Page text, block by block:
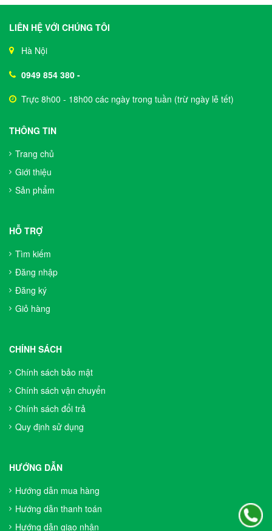
LIÊN HỆ VỚI CHÚNG TÔI
Hà Nội
0949 854 380 -
Trực 8h00 - 18h00 các ngày trong tuần (trừ ngày lễ tết)
THÔNG TIN
Trang chủ
Giới thiệu
Sản phẩm
HỖ TRỢ
Tìm kiếm
Đăng nhập
Đăng ký
Giỏ hàng
CHÍNH SÁCH
Chính sách bảo mật
Chính sách vận chuyển
Chính sách đổi trả
Quy định sử dụng
HƯỚNG DẪN
Hướng dẫn mua hàng
Hướng dẫn thanh toán
Hướng dẫn giao nhận